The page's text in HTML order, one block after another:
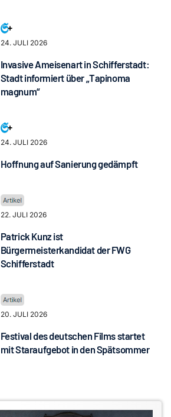
24. JULI 2026
Invasive Ameisenart in Schifferstadt:
Stadt informiert über „Tapinoma
magnum“
24. JULI 2026
Hoffnung auf Sanierung gedämpft
22. JULI 2026
Patrick Kunz ist
Bürgermeisterkandidat der FWG
Schifferstadt
20. JULI 2026
Festival des deutschen Films startet
mit Staraufgebot in den Spätsommer